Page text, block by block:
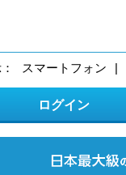
スマートフォン |
ログイン